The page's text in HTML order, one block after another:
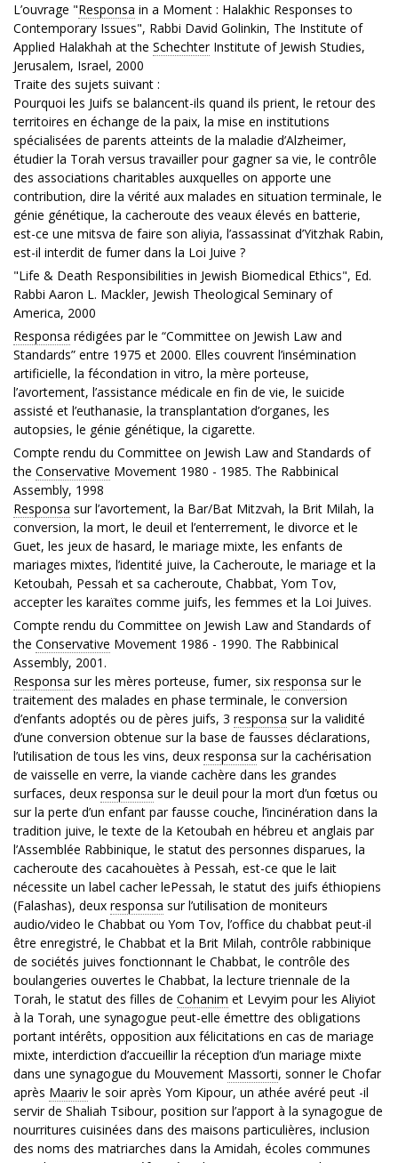
L’ouvrage "Responsa in a Moment : Halakhic Responses to
Contemporary Issues", Rabbi David Golinkin, The Institute of
Applied Halakhah at the SchechterInstitute of Jewish Studies,
Jerusalem, Israel, 2000
Traite des sujets suivant :
Pourquoi les Juifs se balancent-ils quand ils prient, le retour des
territoires en échange de la paix, la mise en institutions
spécialisées de parents atteints de la maladie d’Alzheimer,
étudier la Torah versus travailler pour gagner sa vie, le contrôle
des associations charitables auxquelles on apporte une
contribution, dire la vérité aux malades en situation terminale, le
génie génétique, la cacheroute des veaux élevés en batterie,
est-ce une mitsva de faire son aliyia, l’assassinat d’Yitzhak Rabin,
est-il interdit de fumer dans la Loi Juive ?
"Life & Death Responsibilities in Jewish Biomedical Ethics", Ed.
Rabbi Aaron L. Mackler, Jewish Theological Seminary of
America, 2000
Responsa rédigées par le “Committee on Jewish Law and
Standards” entre 1975 et 2000. Elles couvrent l’insémination
artificielle, la fécondation in vitro, la mère porteuse,
l’avortement, l’assistance médicale en fin de vie, le suicide
assisté et l’euthanasie, la transplantation d’organes, les
autopsies, le génie génétique, la cigarette.
Compte rendu du Committee on Jewish Law and Standards of
the Conservative Movement 1980 - 1985. The Rabbinical
Assembly, 1998
Responsa sur l’avortement, la Bar/Bat Mitzvah, la Brit Milah, la
conversion, la mort, le deuil et l’enterrement, le divorce et le
Guet, les jeux de hasard, le mariage mixte, les enfants de
mariages mixtes, l’identité juive, la Cacheroute, le mariage et la
Ketoubah, Pessah et sa cacheroute, Chabbat, Yom Tov,
accepter les karaïtes comme juifs, les femmes et la Loi Juives.
Compte rendu du Committee on Jewish Law and Standards of
the Conservative Movement 1986 - 1990. The Rabbinical
Assembly, 2001.
Responsa sur les mères porteuse, fumer, six responsa sur le
traitement des malades en phase terminale, le conversion
d’enfants adoptés ou de pères juifs, 3 responsa sur la validité
d’une conversion obtenue sur la base de fausses déclarations,
l’utilisation de tous les vins, deux responsa sur la cachérisation
de vaisselle en verre, la viande cachère dans les grandes
surfaces, deux responsa sur le deuil pour la mort d’un fœtus ou
sur la perte d’un enfant par fausse couche, l’incinération dans la
tradition juive, le texte de la Ketoubah en hébreu et anglais par
l’Assemblée Rabbinique, le statut des personnes disparues, la
cacheroute des cacahouètes à Pessah, est-ce que le lait
nécessite un label cacher lePessah, le statut des juifs éthiopiens
(Falashas), deux responsa sur l’utilisation de moniteurs
audio/video le Chabbat ou Yom Tov, l’office du chabbat peut-il
être enregistré, le Chabbat et la Brit Milah, contrôle rabbinique
de sociétés juives fonctionnant le Chabbat, le contrôle des
boulangeries ouvertes le Chabbat, la lecture triennale de la
Torah, le statut des filles de Cohanim et Levyim pour les Aliyiot
à la Torah, une synagogue peut-elle émettre des obligations
portant intérêts, opposition aux félicitations en cas de mariage
mixte, interdiction d’accueillir la réception d’un mariage mixte
dans une synagogue du Mouvement Massorti, sonner le Chofar
après Maariv le soir après Yom Kipour, un athée avéré peut -il
servir de Shaliah Tsibour, position sur l’apport à la synagogue de
nourritures cuisinées dans des maisons particulières, inclusion
des noms des matriarches dans la Amidah, écoles communes